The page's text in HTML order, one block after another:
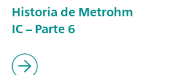
Historia de Metrohm
IC – Parte 6